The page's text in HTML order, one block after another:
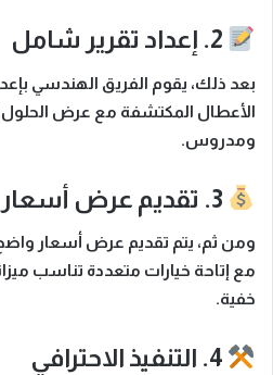
بعد ذلك، يقوم الفريق الهندسي
الأعطال المكتشفة مع عرض
ومدروس.
ومن ثم، يتم تقديم عرض أسعار
مع إتاحة خيارات متعددة تناسب
خفية.